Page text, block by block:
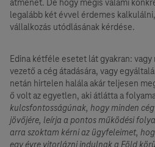
átmenet. De hogy mégis valami
legalább két évvel érdemes
vállalkozás utódlásának kérdése.
Edina kétféle esetet lát gyakran:
vezető a cég átadására, vagy
netán hirtelen halála akár teljesen
ő volt az egyetlen, aki átlátta a
kulcsfontosságúnak, hogy minden
jövőjére, leírja a pontos működési
arra szoktam kérni az ügyfeleimet,
egy évre vitorlázni indulnak a Föld